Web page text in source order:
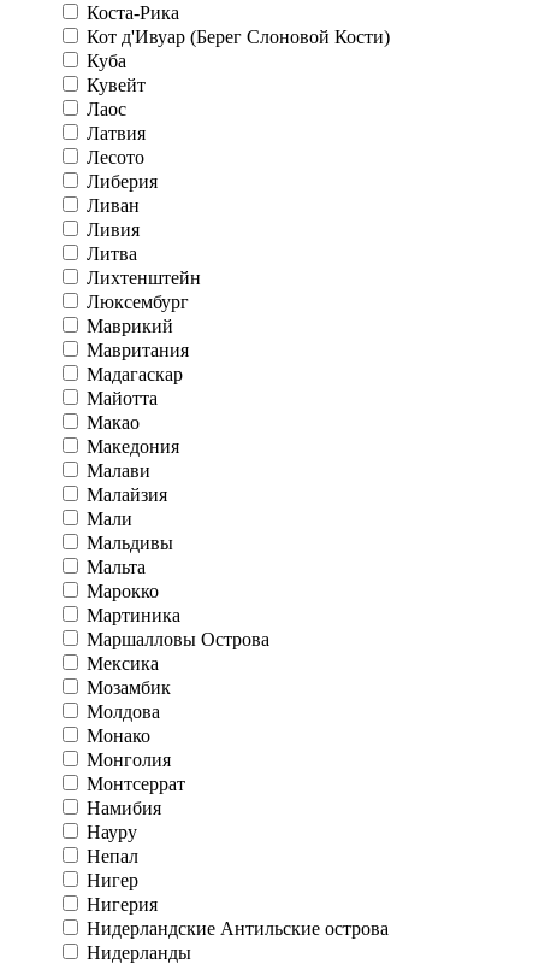
Коста-Рика
Кот д'Ивуар (Берег Слоновой Кости)
Куба
Кувейт
Лаос
Латвия
Лесото
Либерия
Ливан
Ливия
Литва
Лихтенштейн
Люксембург
Маврикий
Мавритания
Мадагаскар
Майотта
Макао
Македония
Малави
Малайзия
Мали
Мальдивы
Мальта
Марокко
Мартиника
Маршалловы Острова
Мексика
Мозамбик
Молдова
Монако
Монголия
Монтсеррат
Намибия
Науру
Непал
Нигер
Нигерия
Нидерландские Антильские острова
Нидерланды